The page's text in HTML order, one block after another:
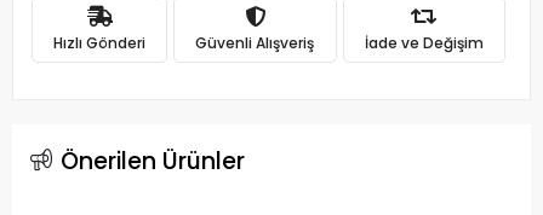
Hızlı Gönderi Güvenli Alışveriş İade ve Değişim
Önerilen Ürünler